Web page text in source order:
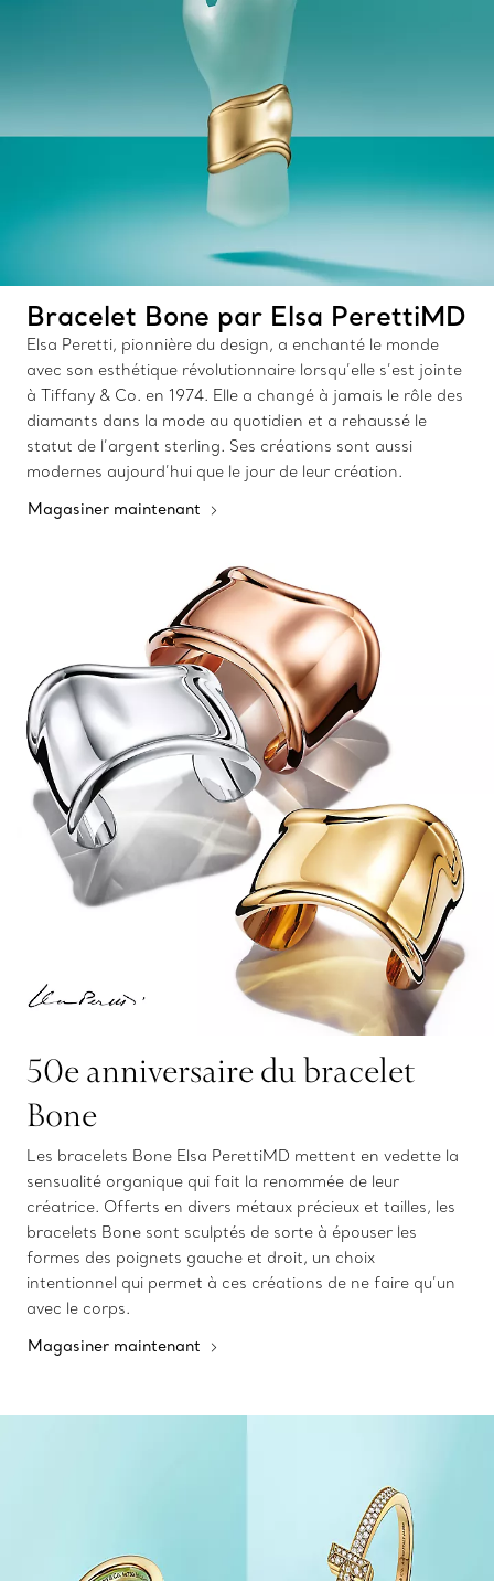
Bracelet Bone par Elsa PerettiMD
Elsa Peretti, pionnière du design, a enchanté le monde
avec son esthétique révolutionnaire lorsqu’elle s’est jointe
à Tiffany & Co. en 1974. Elle a changé à jamais le rôle des
diamants dans la mode au quotidien et a rehaussé le
statut de l’argent sterling. Ses créations sont aussi
modernes aujourd’hui que le jour de leur création.
Magasiner maintenant
50e anniversaire du bracelet
Bone
Les bracelets Bone Elsa PerettiMD mettent en vedette la
sensualité organique qui fait la renommée de leur
créatrice. Offerts en divers métaux précieux et tailles, les
bracelets Bone sont sculptés de sorte à épouser les
formes des poignets gauche et droit, un choix
intentionnel qui permet à ces créations de ne faire qu’un
avec le corps.
Magasiner maintenant